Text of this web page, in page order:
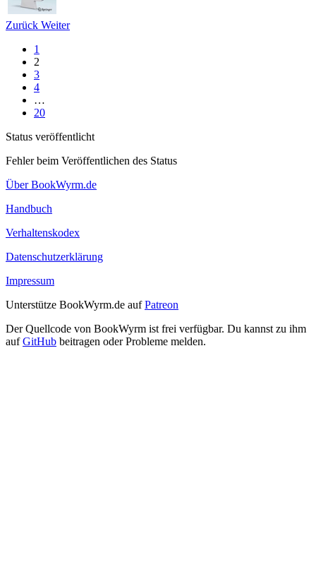
Zurück Weiter
1
2
3
4
…
20
Status veröffentlicht
Fehler beim Veröffentlichen des Status
Über BookWyrm.de
Handbuch
Verhaltenskodex
Datenschutzerklärung
Impressum
Unterstütze BookWyrm.de aufPatreon
Der Quellcode von BookWyrm ist frei verfügbar. Du kannst zu ihm
aufGitHub beitragen oder Probleme melden.